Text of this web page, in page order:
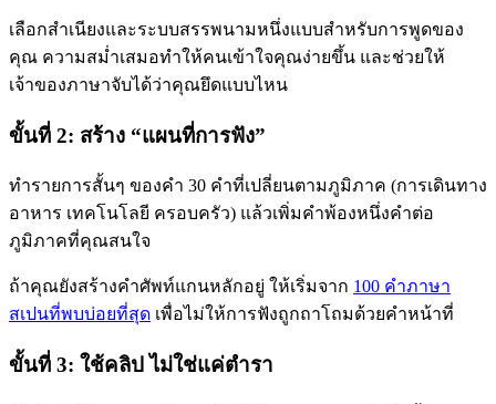
เลือกสำเนียงและระบบสรรพนามหนึ่งแบบสำหรับการพูดของ
คุณ ความสม่ำเสมอทำให้คนเข้าใจคุณง่ายขึ้น และช่วยให้
เจ้าของภาษาจับได้ว่าคุณยึดแบบไหน
ขั้นที่ 2: สร้าง “แผนที่การฟัง”
ทำรายการสั้นๆ ของคำ 30 คำที่เปลี่ยนตามภูมิภาค (การเดินทาง
อาหาร เทคโนโลยี ครอบครัว) แล้วเพิ่มคำพ้องหนึ่งคำต่อ
ภูมิภาคที่คุณสนใจ
ถ้าคุณยังสร้างคำศัพท์แกนหลักอยู่ ให้เริ่มจาก 100 คำภาษา
สเปนที่พบบ่อยที่สุด เพื่อไม่ให้การฟังถูกถาโถมด้วยคำหน้าที่
ขั้นที่ 3: ใช้คลิป ไม่ใช่แค่ตำรา